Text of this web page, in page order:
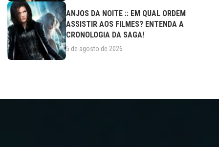
ANJOS DA NOITE :: EM QUAL ORDEM
ASSISTIR AOS FILMES? ENTENDA A
CRONOLOGIA DA SAGA!
5 de agosto de 2026